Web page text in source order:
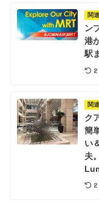
関
ン
港
駅
関
ク
簡
い
夫